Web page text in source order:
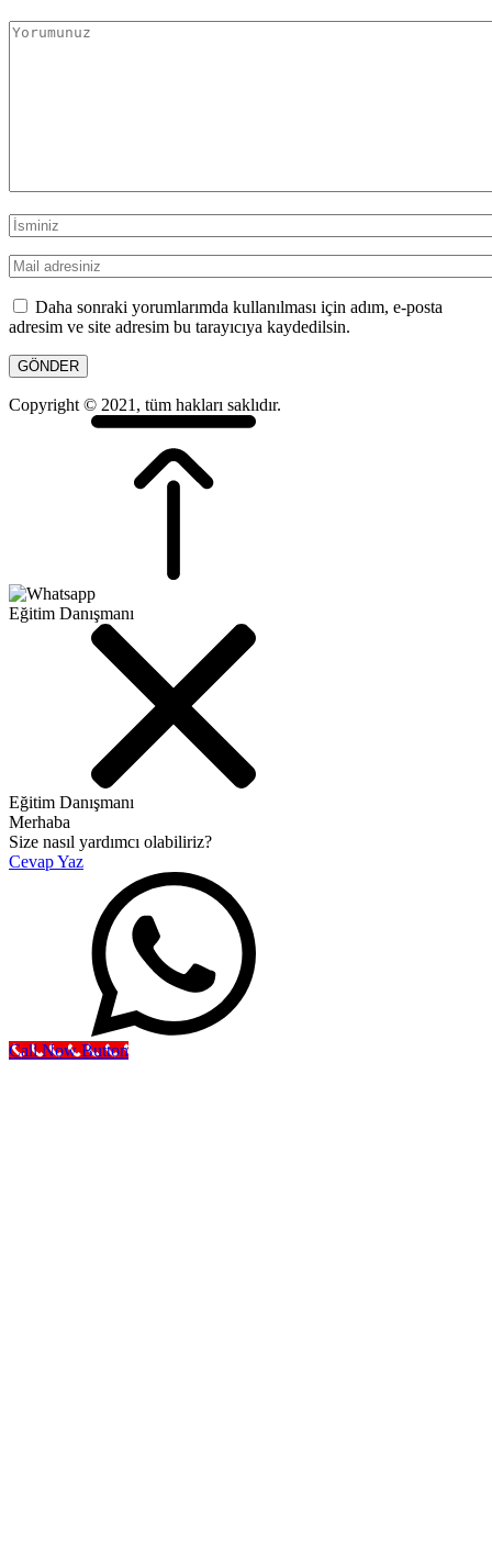
Daha sonraki yorumlarımda kullanılması için adım, e-posta
adresim ve site adresim bu tarayıcıya kaydedilsin.
Copyright © 2021, tüm hakları saklıdır.
Eğitim Danışmanı
Eğitim Danışmanı
Merhaba
Size nasıl yardımcı olabiliriz?
Cevap Yaz
Call Now Button